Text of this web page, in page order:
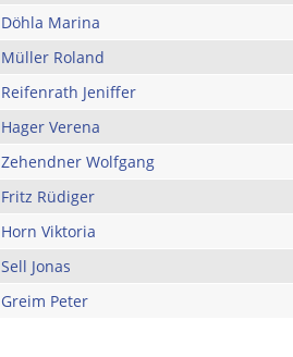
Döhla Marina
Müller Roland
Reifenrath Jeniffer
Hager Verena
Zehendner Wolfgang
Fritz Rüdiger
Horn Viktoria
Sell Jonas
Greim Peter